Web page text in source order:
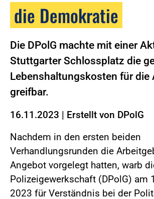
die Demokratie
Die DPolG machte mit einer
Stuttgarter Schlossplatz die
Lebenshaltungskosten für die
greifbar.
16.11.2023 | Erstellt von DPolG
Nachdem in den ersten beiden
Verhandlungsrunden die
Angebot vorgelegt hatten, warb
Polizeigewerkschaft (DPolG) am
2023 für Verständnis bei der